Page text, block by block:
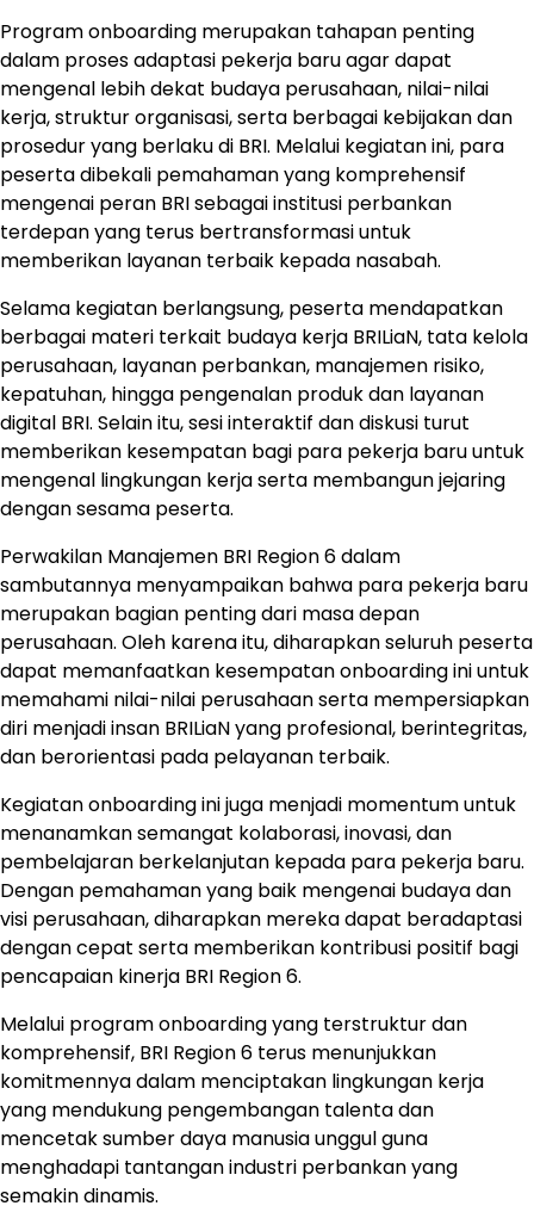
Program onboarding merupakan tahapan penting
dalam proses adaptasi pekerja baru agar dapat
mengenal lebih dekat budaya perusahaan, nilai-nilai
kerja, struktur organisasi, serta berbagai kebijakan dan
prosedur yang berlaku di BRI. Melalui kegiatan ini, para
peserta dibekali pemahaman yang komprehensif
mengenai peran BRI sebagai institusi perbankan
terdepan yang terus bertransformasi untuk
memberikan layanan terbaik kepada nasabah.
Selama kegiatan berlangsung, peserta mendapatkan
berbagai materi terkait budaya kerja BRILiaN, tata kelola
perusahaan, layanan perbankan, manajemen risiko,
kepatuhan, hingga pengenalan produk dan layanan
digital BRI. Selain itu, sesi interaktif dan diskusi turut
memberikan kesempatan bagi para pekerja baru untuk
mengenal lingkungan kerja serta membangun jejaring
dengan sesama peserta.
Perwakilan Manajemen BRI Region 6 dalam
sambutannya menyampaikan bahwa para pekerja baru
merupakan bagian penting dari masa depan
perusahaan. Oleh karena itu, diharapkan seluruh peserta
dapat memanfaatkan kesempatan onboarding ini untuk
memahami nilai-nilai perusahaan serta mempersiapkan
diri menjadi insan BRILiaN yang profesional, berintegritas,
dan berorientasi pada pelayanan terbaik.
Kegiatan onboarding ini juga menjadi momentum untuk
menanamkan semangat kolaborasi, inovasi, dan
pembelajaran berkelanjutan kepada para pekerja baru.
Dengan pemahaman yang baik mengenai budaya dan
visi perusahaan, diharapkan mereka dapat beradaptasi
dengan cepat serta memberikan kontribusi positif bagi
pencapaian kinerja BRI Region 6.
Melalui program onboarding yang terstruktur dan
komprehensif, BRI Region 6 terus menunjukkan
komitmennya dalam menciptakan lingkungan kerja
yang mendukung pengembangan talenta dan
mencetak sumber daya manusia unggul guna
menghadapi tantangan industri perbankan yang
semakin dinamis.